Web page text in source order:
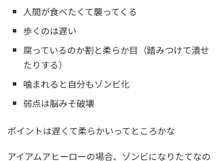
人間が食べたくて襲ってくる
歩くのは遅い
腐っているのか割と柔らか目（踏みつけて潰せ
たりする）
噛まれると自分もゾンビ化
弱点は脳みそ破壊
ポイントは遅くて柔らかいってところかな
アイアムアヒーローの場合、ゾンビになりたてなの